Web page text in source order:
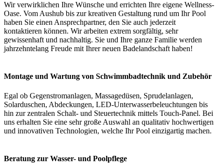
Wir verwirklichen Ihre Wünsche und errichten Ihre eigene Wellness-
Oase. Vom Aushub bis zur kreativen Gestaltung rund um Ihr Pool
haben Sie einen Ansprechpartner, den Sie auch jederzeit
kontaktieren können. Wir arbeiten extrem sorgfältig, sehr
gewissenhaft und nachhaltig. Sie und Ihre ganze Familie werden
jahrzehntelang Freude mit Ihrer neuen Badelandschaft haben!
Montage und Wartung von Schwimmbadtechnik und Zubehör
Egal ob Gegenstromanlagen, Massagedüsen, Sprudelanlagen,
Solarduschen, Abdeckungen, LED-Unterwasserbeleuchtungen bis
hin zur zentralen Schalt- und Steuertechnik mittels Touch-Panel. Bei
uns erhalten Sie eine sehr große Auswahl an qualitativ hochwertigen
und innovativen Technologien, welche Ihr Pool einzigartig machen.
Beratung zur Wasser- und Poolpflege